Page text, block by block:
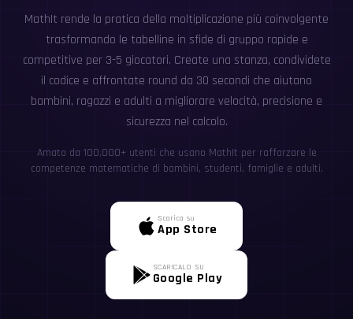
MathIt rende la pratica della moltiplicazione più coinvolgente
trasformando le tabelline in sfide di gruppo rapide e
competitive per 3-5 giocatori. Create una stanza, condividete
il codice e affrontate round da 30 secondi che aiutano
bambini, ragazzi e adulti a migliorare velocità, precisione e
sicurezza nel calcolo.
Amato da 100,000+ utenti che usano MathIt per rafforzare le
competenze matematiche di bambini, studenti, famiglie e adulti.
Scarica su
App Store
SCARICALO SU
Google Play